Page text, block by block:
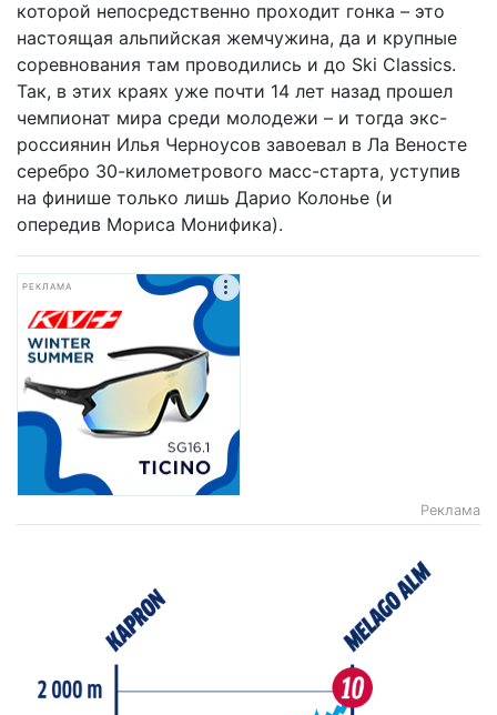
которой непосредственно проходит гонка – это
настоящая альпийская жемчужина, да и крупные
соревнования там проводились и до Ski Classics.
Так, в этих краях уже почти 14 лет назад прошел
чемпионат мира среди молодежи – и тогда экс-
россиянин Илья Черноусов завоевал в Ла Веносте
серебро 30-километрового масс-старта, уступив
на финише только лишь Дарио Колонье (и
опередив Мориса Монифика).
РЕКЛАМА
Реклама